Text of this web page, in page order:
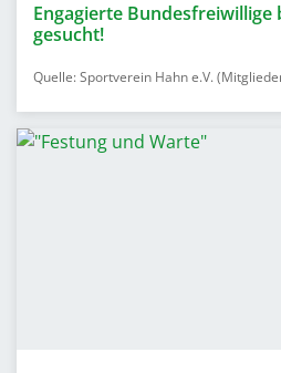
Engagierte Bundesfreiwillige
gesucht!
Quelle: Sportverein Hahn e.V.